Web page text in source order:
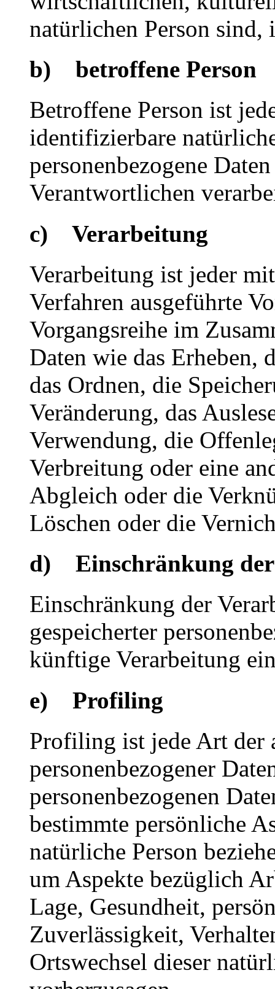
natürlichen Person
b) betroffene Person
Betroffene Person ist
identifizierbare
personenbezogene
Verantwortlichen
c) Verarbeitung
Verarbeitung ist jeder
Verfahren ausgeführte
Vorgangsreihe im
Daten wie das Erheben,
das Ordnen, die
Veränderung, das
Verwendung, die
Verbreitung oder eine
Abgleich oder die
Löschen oder die
d) Einschränkung der
Einschränkung der
gespeicherter
künftige Verarbeitung
e) Profiling
Profiling ist jede Art der
personenbezogener
personenbezogenen
bestimmte persönliche
natürliche Person
um Aspekte bezüglich
Lage, Gesundheit,
Zuverlässigkeit,
Ortswechsel dieser